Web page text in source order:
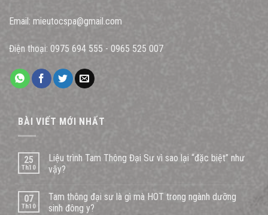
Email: mieutocspa@gmail.com
Điện thoại: 0975 694 555 - 0965 525 007
BÀI VIẾT MỚI NHẤT
25
Th10
Liệu trình Tam Thông Đại Sư vì sao lại “đặc biệt” như
vậy?
07
Th10
Tam thông đại sư là gì mà HOT trong ngành dưỡng
sinh đông y?